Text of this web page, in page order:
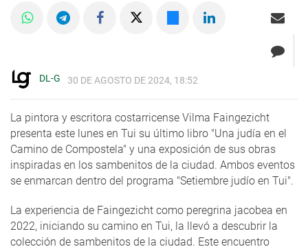
DL-G 30 DE AGOSTO DE 2024, 18:52
La pintora y escritora costarricense Vilma Faingezicht
presenta este lunes en Tui su último libro "Una judía en el
Camino de Compostela" y una exposición de sus obras
inspiradas en los sambenitos de la ciudad. Ambos eventos
se enmarcan dentro del programa "Setiembre judío en Tui".
La experiencia de Faingezicht como peregrina jacobea en
2022, iniciando su camino en Tui, la llevó a descubrir la
colección de sambenitos de la ciudad. Este encuentro